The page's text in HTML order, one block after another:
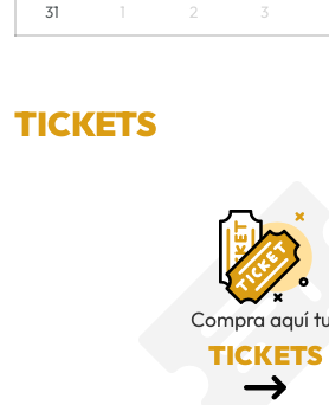
31 1 2 3
TICKETS
Compra aquí
TICKETS